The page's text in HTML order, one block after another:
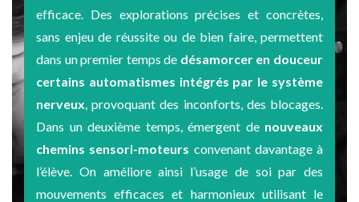
efficace. Des explorations précises et concrètes,
sans enjeu de réussite ou de bien faire, permettent
dans un premier temps de désamorcer en douceur
certains automatismes intégrés par le système
nerveux , provoquant des inconforts, des blocages.
Dans un deuxième temps, émergent de nouveaux
chemins sensori-moteurs convenant davantage à
l’élève. On améliore ainsi l’usage de soi par des
mouvements efficaces et harmonieux utilisant le